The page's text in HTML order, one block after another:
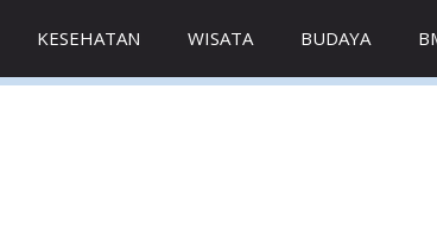
KESEHATAN WISATA BUDAYA